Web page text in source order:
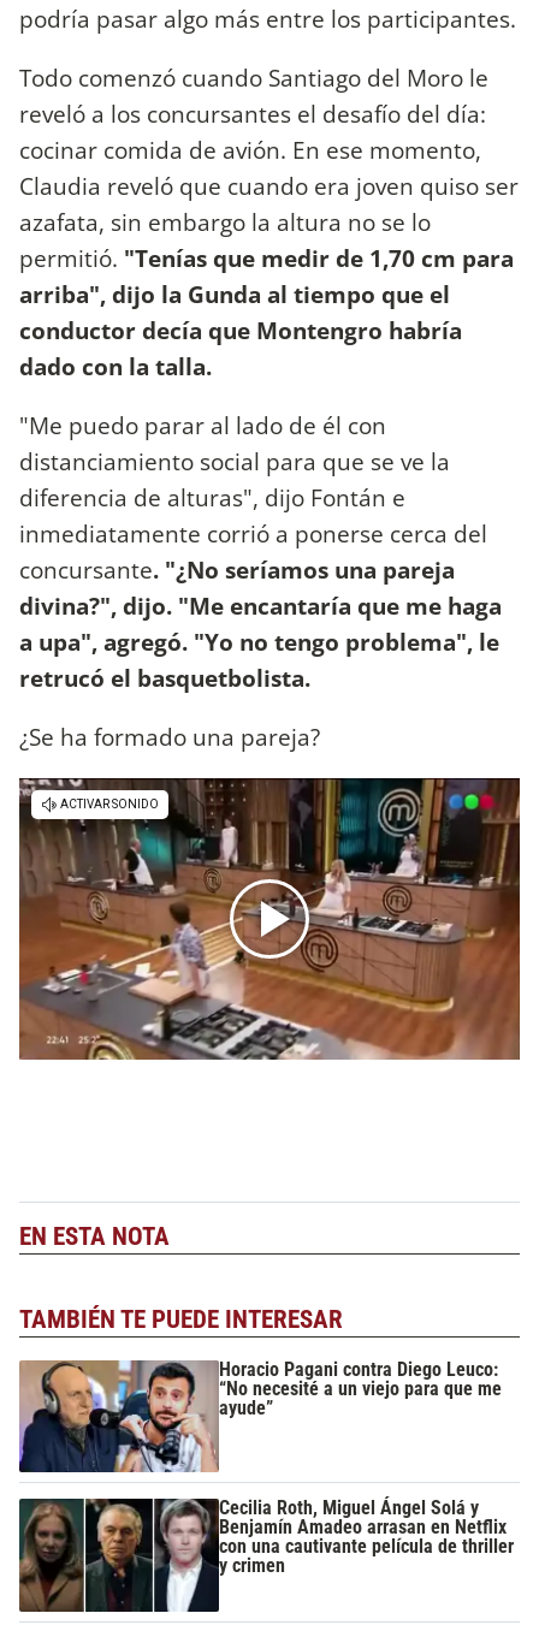
podría pasar algo más entre los participantes.
Todo comenzó cuando Santiago del Moro le
reveló a los concursantes el desafío del día:
cocinar comida de avión. En ese momento,
Claudia reveló que cuando era joven quiso ser
azafata, sin embargo la altura no se lo
permitió. "Tenías que medir de 1,70 cm para
arriba", dijo la Gunda al tiempo que el
conductor decía que Montengro habría
dado con la talla.
"Me puedo parar al lado de él con
distanciamiento social para que se ve la
diferencia de alturas", dijo Fontán e
inmediatamente corrió a ponerse cerca del
concursante. "¿No seríamos una pareja
divina?", dijo. "Me encantaría que me haga
a upa", agregó. "Yo no tengo problema", le
retrucó el basquetbolista.
¿Se ha formado una pareja?
EN ESTA NOTA
TAMBIÉN TE PUEDE INTERESAR
Horacio Pagani contra Diego Leuco:
“No necesité a un viejo para que me
ayude”
Cecilia Roth, Miguel Ángel Solá y
Benjamín Amadeo arrasan en Netflix
con una cautivante película de thriller
y crimen